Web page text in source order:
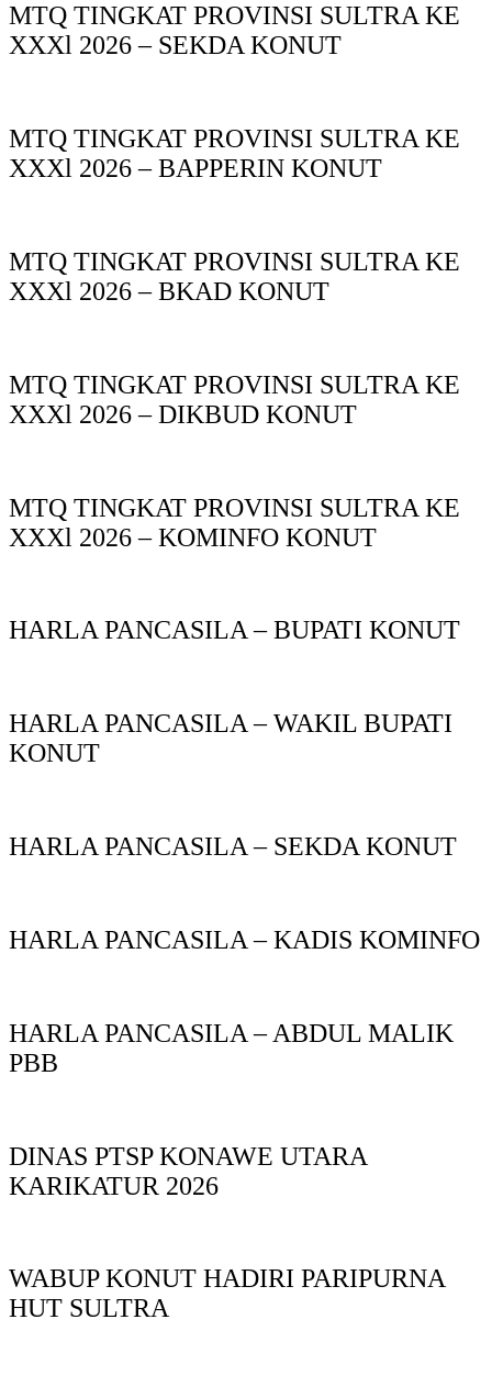
MTQ TINGKAT PROVINSI SULTRA KE
XXXl 2026 – SEKDA KONUT
MTQ TINGKAT PROVINSI SULTRA KE
XXXl 2026 – BAPPERIN KONUT
MTQ TINGKAT PROVINSI SULTRA KE
XXXl 2026 – BKAD KONUT
MTQ TINGKAT PROVINSI SULTRA KE
XXXl 2026 – DIKBUD KONUT
MTQ TINGKAT PROVINSI SULTRA KE
XXXl 2026 – KOMINFO KONUT
HARLA PANCASILA – BUPATI KONUT
HARLA PANCASILA – WAKIL BUPATI
KONUT
HARLA PANCASILA – SEKDA KONUT
HARLA PANCASILA – KADIS KOMINFO
HARLA PANCASILA – ABDUL MALIK
PBB
DINAS PTSP KONAWE UTARA
KARIKATUR 2026
WABUP KONUT HADIRI PARIPURNA
HUT SULTRA